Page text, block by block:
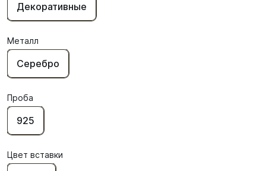
Декоративные
Металл
Серебро
Проба
925
Цвет вставки